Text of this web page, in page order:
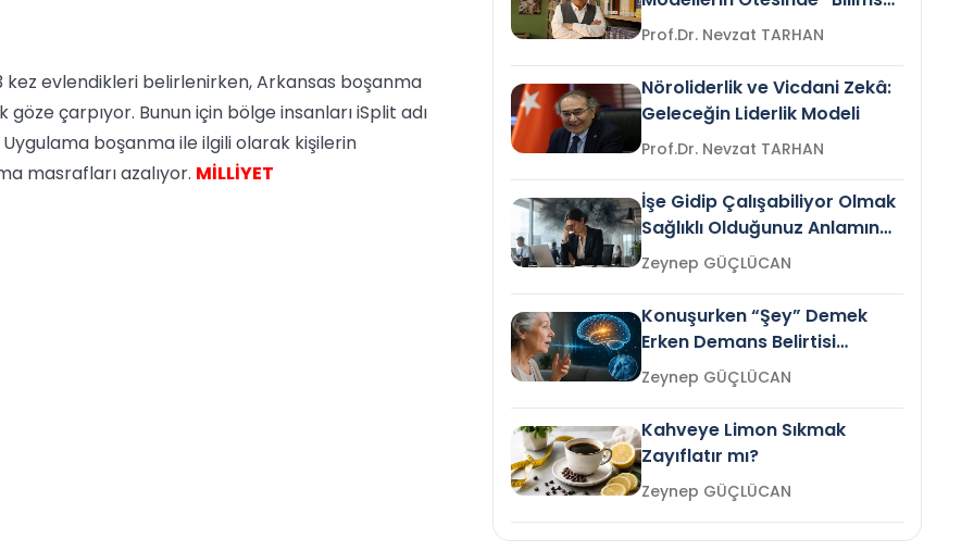
kez evlendikleri belirlenirken, Arkansas boşanma
çarpıyor. Bunun için bölge insanları iSplit adı
boşanma ile ilgili olarak kişilerin
masrafları azalıyor. MİLLİYET
Liderlik”
Prof.Dr. Nevzat TARHAN
Nöroliderlik ve Vicdani Zekâ:
Geleceğin Liderlik Modeli
Prof.Dr. Nevzat TARHAN
İşe Gidip Çalışabiliyor Olmak
Sağlıklı Olduğunuz Anlamına
Gelir mi?Zeynep GÜÇLÜCAN
Konuşurken “Şey” Demek
Erken Demans Belirtisi
Olabilir mi?Zeynep GÜÇLÜCAN
Kahveye Limon Sıkmak
Zayıflatır mı?
Zeynep GÜÇLÜCAN